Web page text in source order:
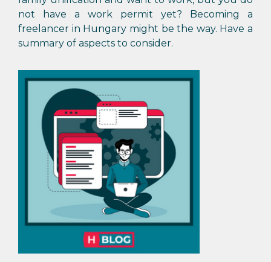
not have a work permit yet? Becoming a
freelancer in Hungary might be the way. Have a
summary of aspects to consider.